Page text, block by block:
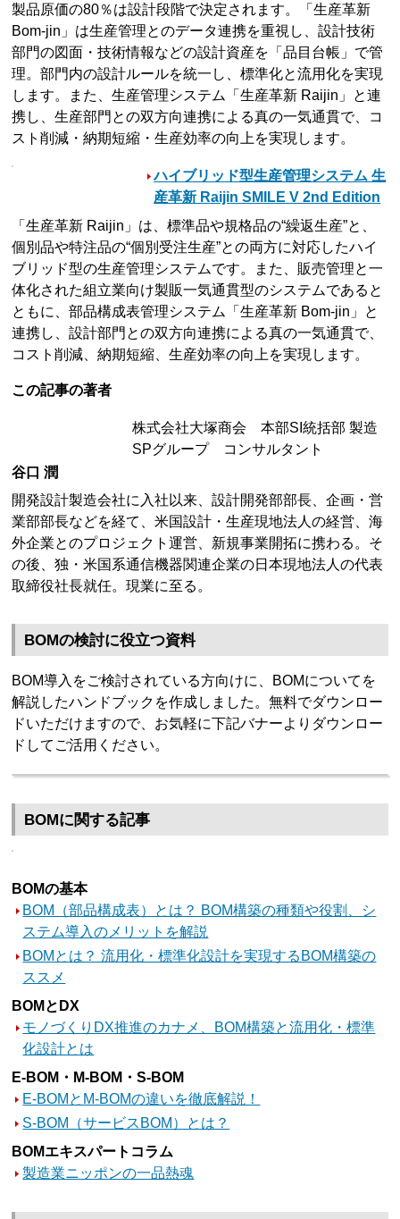
製品原価の80％は設計段階で決定されます。「生産革新
Bom-jin」は生産管理とのデータ連携を重視し、設計技術
部門の図面・技術情報などの設計資産を「品目台帳」で管
理。部門内の設計ルールを統一し、標準化と流用化を実現
します。また、生産管理システム「生産革新 Raijin」と連
携し、生産部門との双方向連携による真の一気通貫で、コ
スト削減・納期短縮・生産効率の向上を実現します。
ハイブリッド型生産管理システム 生
産革新 Raijin SMILE V 2nd Edition
「生産革新 Raijin」は、標準品や規格品の“繰返生産”と、
個別品や特注品の“個別受注生産”との両方に対応したハイ
ブリッド型の生産管理システムです。また、販売管理と一
体化された組立業向け製販一気通貫型のシステムであると
ともに、部品構成表管理システム「生産革新 Bom-jin」と
連携し、設計部門との双方向連携による真の一気通貫で、
コスト削減、納期短縮、生産効率の向上を実現します。
この記事の著者
株式会社大塚商会 本部SI統括部 製造
SPグループ コンサルタント
谷口 潤
開発設計製造会社に入社以来、設計開発部部長、企画・営
業部部長などを経て、米国設計・生産現地法人の経営、海
外企業とのプロジェクト運営、新規事業開拓に携わる。そ
の後、独・米国系通信機器関連企業の日本現地法人の代表
取締役社長就任。現業に至る。
BOMの検討に役立つ資料
BOM導入をご検討されている方向けに、BOMについてを
解説したハンドブックを作成しました。無料でダウンロー
ドいただけますので、お気軽に下記バナーよりダウンロー
ドしてご活用ください。
BOMに関する記事
BOMの基本
BOM（部品構成表）とは？ BOM構築の種類や役割、シ
ステム導入のメリットを解説
BOMとは？ 流用化・標準化設計を実現するBOM構築の
ススメ
BOMとDX
モノづくりDX推進のカナメ、BOM構築と流用化・標準
化設計とは
E-BOM・M-BOM・S-BOM
E-BOMとM-BOMの違いを徹底解説！
S-BOM（サービスBOM）とは？
BOMエキスパートコラム
製造業ニッポンの一品熱魂